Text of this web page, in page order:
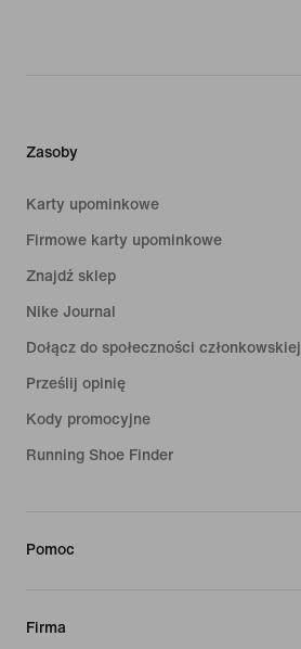
Zasoby
Karty upominkowe
Firmowe karty upominkowe
Znajdź sklep
Nike Journal
Dołącz do społeczności członkowskiej
Prześlij opinię
Kody promocyjne
Running Shoe Finder
Pomoc
Firma